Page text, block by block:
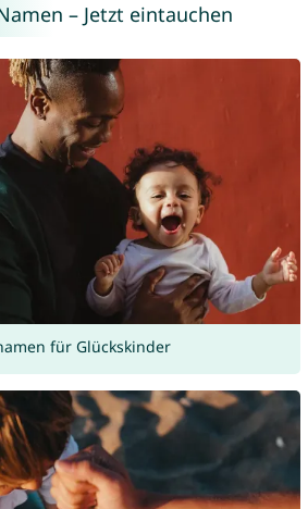
– Jetzt eintauchen
für Glückskinder